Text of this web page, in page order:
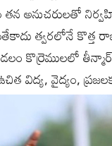
అనుచరులతో
త్వరలోనే
కొర్రెములలో తీన్మార్‌
విద్య, వైద్యం,